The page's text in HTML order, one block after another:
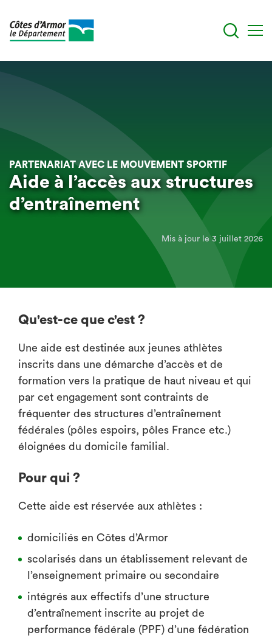
PARTENARIAT AVEC LE MOUVEMENT SPORTIF
Aide à l’accès aux structures
d’entraînement
Mis à jour le 3 juillet 2026
Qu'est-ce que c'est ?
Une aide est destinée aux jeunes athlètes
inscrits dans une démarche d’accès et de
formation vers la pratique de haut niveau et qui
par cet engagement sont contraints de
fréquenter des structures d’entraînement
fédérales (pôles espoirs, pôles France etc.)
éloignées du domicile familial.
Pour qui ?
Cette aide est réservée aux athlètes :
domiciliés en Côtes d’Armor
scolarisés dans un établissement relevant de
l’enseignement primaire ou secondaire
intégrés aux effectifs d’une structure
d’entraînement inscrite au projet de
performance fédérale (PPF) d’une fédération